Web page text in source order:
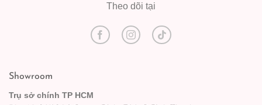
Theo dõi tại
Showroom
Trụ sở chính TP HCM